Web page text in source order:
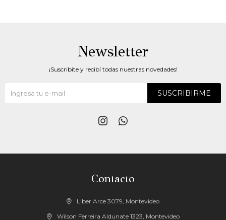
Contacto
Liber Arce 3079, Montevideo
Wilson Ferreira Aldunate 1323, Montevideo
Newsletter
¡Suscribite y recibí todas nuestras novedades!
SUSCRIBIRME
 